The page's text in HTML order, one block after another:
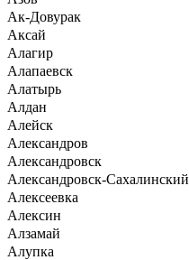
Ак-Довурак
Аксай
Алагир
Алапаевск
Алатырь
Алдан
Алейск
Александров
Александровск
Александровск-Сахалинский
Алексеевка
Алексин
Алзамай
Алупка